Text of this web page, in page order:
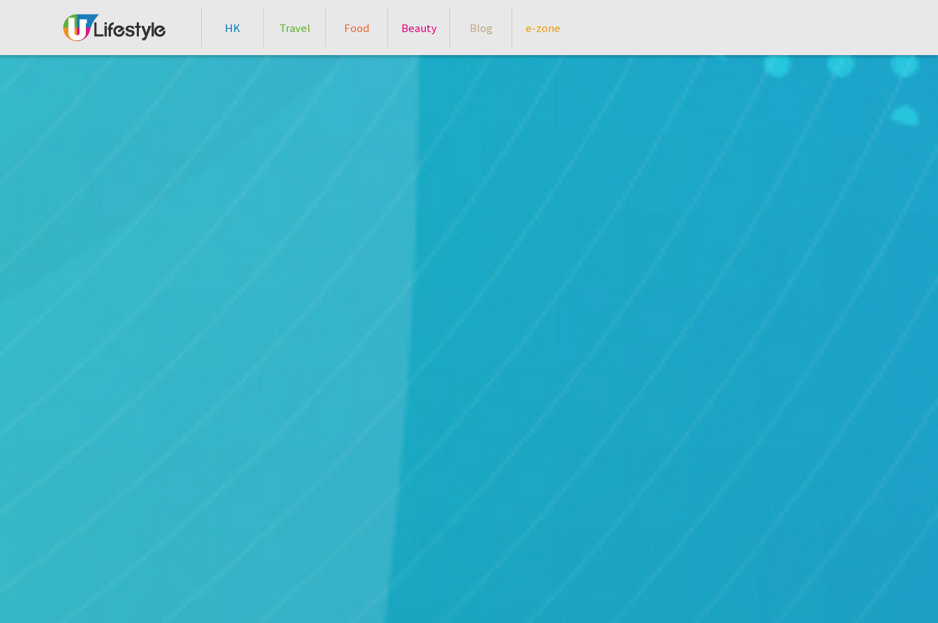
HK Travel Food Beauty Blog e-zone